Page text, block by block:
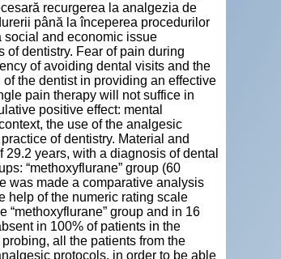
recurgerea la analgezia de
până la începerea procedurilor
social and economic issue
of dentistry. Fear of pain during
of avoiding dental visits and the
the dentist in providing an effective
pain therapy will not suffice in
positive effect: mental
the use of the analgesic
of dentistry. Material and
years, with a diagnosis of dental
“methoxyflurane” group (60
was made a comparative analysis
help of the numeric rating scale
group and in 16
in 100% of patients in the
all the patients from the
protocols, in order to be able